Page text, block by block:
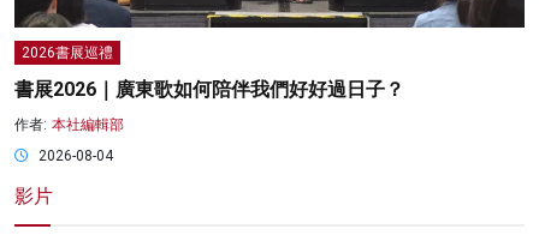
2026書展巡禮
書展2026｜廣東歌如何陪伴我們好好過日子？
作者: 本社編輯部
2026-08-04
影片